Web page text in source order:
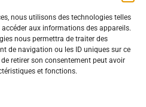
nous utilisons des technologies telles
aux informations des appareils.
nous permettra de traiter des
de navigation ou les ID uniques sur ce
retirer son consentement peut avoir
et fonctions.